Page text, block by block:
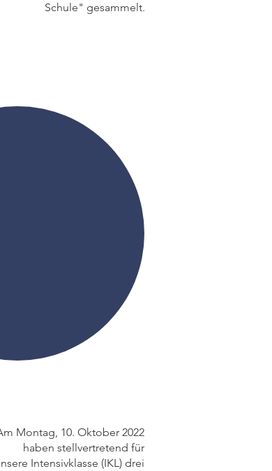
Schule" gesammelt.
Montag, 10. Oktober 2022
haben stellvertretend für
Intensivklasse (IKL) drei